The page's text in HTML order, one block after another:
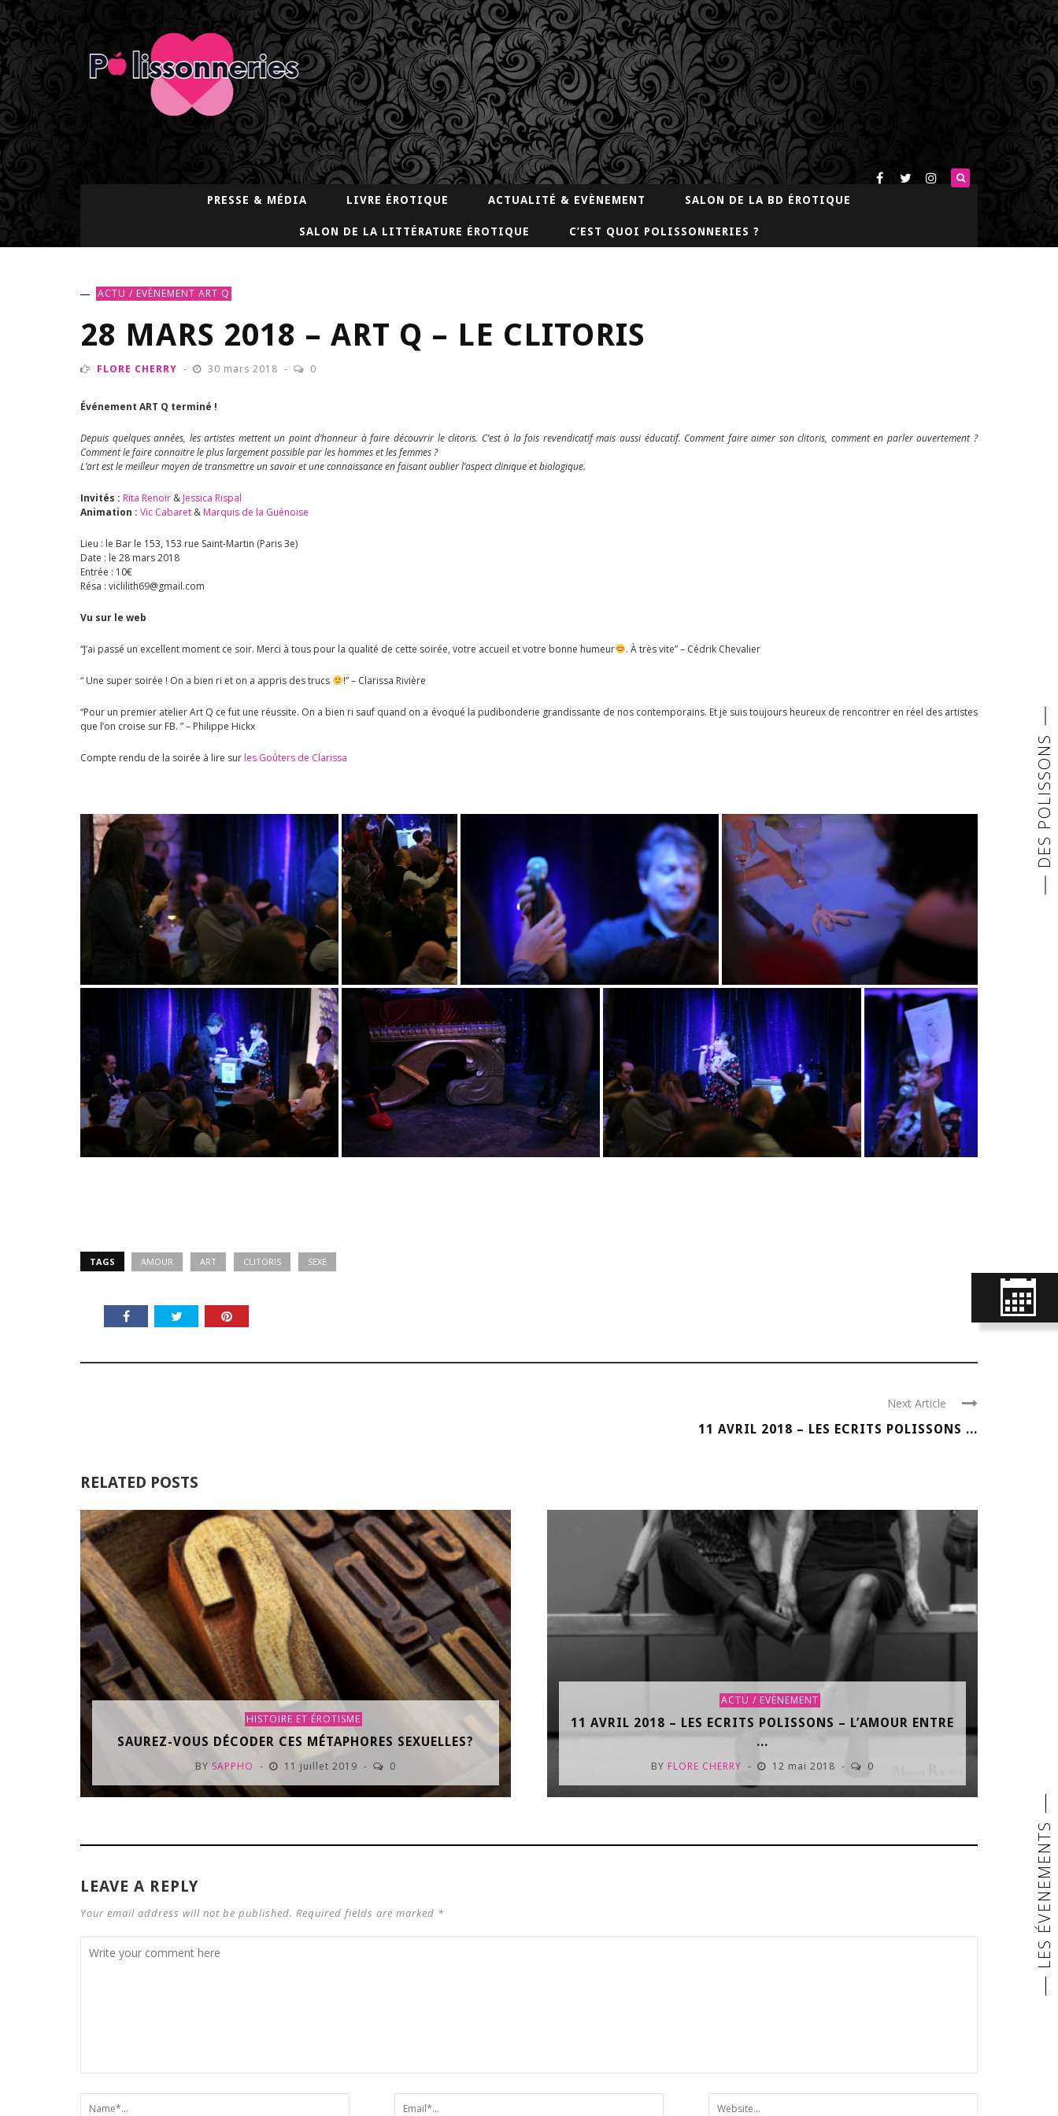
DES POLISSONS
LES ÉVENEMENTS
PRESSE & MÉDIA LIVRE ÉROTIQUE ACTUALITÉ & EVÈNEMENT SALON DE LA BD ÉROTIQUE
SALON DE LA LITTÉRATURE ÉROTIQUE C’EST QUOI POLISSONNERIES ?
ACTU / EVÈNEMENT ART Q
28 MARS 2018 – ART Q – LE CLITORIS
FLORE CHERRY 30 mars 2018 0
Événement ART Q terminé !
Depuis quelques années, les artistes mettent un point d’honneur à faire découvrir le clitoris. C’est à la fois revendicatif mais aussi éducatif. Comment faire aimer son clitoris, comment en parler ouvertement ?
Comment le faire connaitre le plus largement possible par les hommes et les femmes ?
L’art est le meilleur moyen de transmettre un savoir et une connaissance en faisant oublier l’aspect clinique et biologique.
Invités : Rita Renoir & Jessica Rispal
Animation : Vic Cabaret & Marquis de la Guénoise
Lieu : le Bar le 153, 153 rue Saint-Martin (Paris 3e)
Date : le 28 mars 2018
Entrée : 10€
Résa : viclilith69@gmail.com
Vu sur le web
“J’ai passé un excellent moment ce soir. Merci à tous pour la qualité de cette soirée, votre accueil et votre bonne humeur . À très vite” – Cédrik Chevalier
“ Une super soirée ! On a bien ri et on a appris des trucs !” – Clarissa Rivière
“Pour un premier atelier Art Q ce fut une réussite. On a bien ri sauf quand on a évoqué la pudibonderie grandissante de nos contemporains. Et je suis toujours heureux de rencontrer en réel des artistes
que l’on croise sur FB. ” – Philippe Hickx
Compte rendu de la soirée à lire sur les Goûters de Clarissa
TAGS AMOUR ART CLITORIS SEXE
Next Article
11 AVRIL 2018 – LES ECRITS POLISSONS ...
RELATED POSTS
HISTOIRE ET ÉROTISME
SAUREZ-VOUS DÉCODER CES MÉTAPHORES SEXUELLES?
BY SAPPHO 11 juillet 2019 0
ACTU / EVÈNEMENT
11 AVRIL 2018 – LES ECRITS POLISSONS – L’AMOUR ENTRE
...
BY FLORE CHERRY 12 mai 2018 0
LEAVE A REPLY
Your email address will not be published. Required fields are marked *